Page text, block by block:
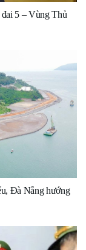
5 – Vùng Thủ
Đà Nẵng hướng